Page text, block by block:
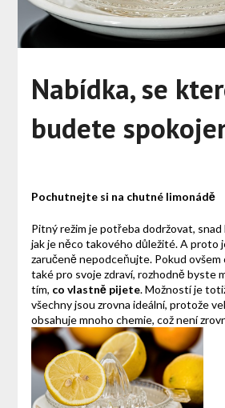
Nabídka, se
budete
Pochutnejte si na chutné limonádě
Pitný režim je potřeba dodržovat, snad
jak je něco takového důležité. A proto
zaručeně nepodceňujte. Pokud
také pro svoje zdraví, rozhodně byste
tím, co vlastně pijete. Možností je
všechny jsou zrovna ideální, protože
obsahuje mnoho chemie, což není